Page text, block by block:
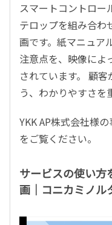
スマートコントロー
テロップを組み合わ
画です。紙マニュア
注意点を、映像によ
されています。 顧
う、わかりやすさを
YKK AP株式会社様の
をご覧ください。
サービスの使い方
画｜コニカミノル